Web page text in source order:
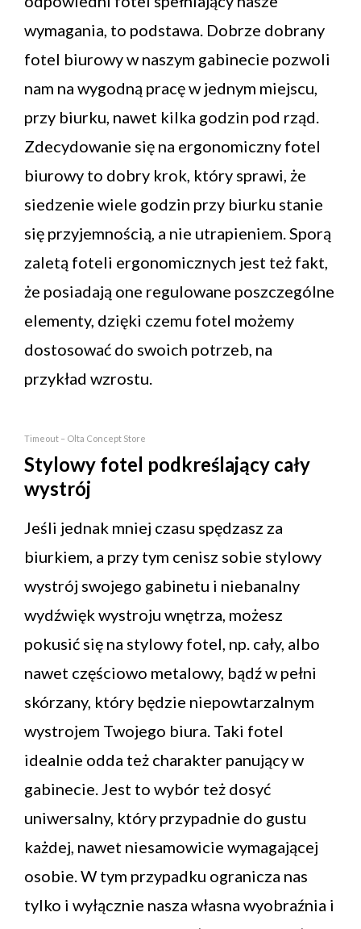
wymagania, to podstawa. Dobrze dobrany
fotel biurowy w naszym gabinecie pozwoli
nam na wygodną pracę w jednym miejscu,
przy biurku, nawet kilka godzin pod rząd.
Zdecydowanie się na ergonomiczny fotel
biurowy to dobry krok, który sprawi, że
siedzenie wiele godzin przy biurku stanie
się przyjemnością, a nie utrapieniem. Sporą
zaletą foteli ergonomicznych jest też fakt,
że posiadają one regulowane poszczególne
elementy, dzięki czemu fotel możemy
dostosować do swoich potrzeb, na
przykład wzrostu.
Timeout – Olta Concept Store
Stylowy fotel podkreślający cały
wystrój
Jeśli jednak mniej czasu spędzasz za
biurkiem, a przy tym cenisz sobie stylowy
wystrój swojego gabinetu i niebanalny
wydźwięk wystroju wnętrza, możesz
pokusić się na stylowy fotel, np. cały, albo
nawet częściowo metalowy, bądź w pełni
skórzany, który będzie niepowtarzalnym
wystrojem Twojego biura. Taki fotel
idealnie odda też charakter panujący w
gabinecie. Jest to wybór też dosyć
uniwersalny, który przypadnie do gustu
każdej, nawet niesamowicie wymagającej
osobie. W tym przypadku ogranicza nas
tylko i wyłącznie nasza własna wyobraźnia i